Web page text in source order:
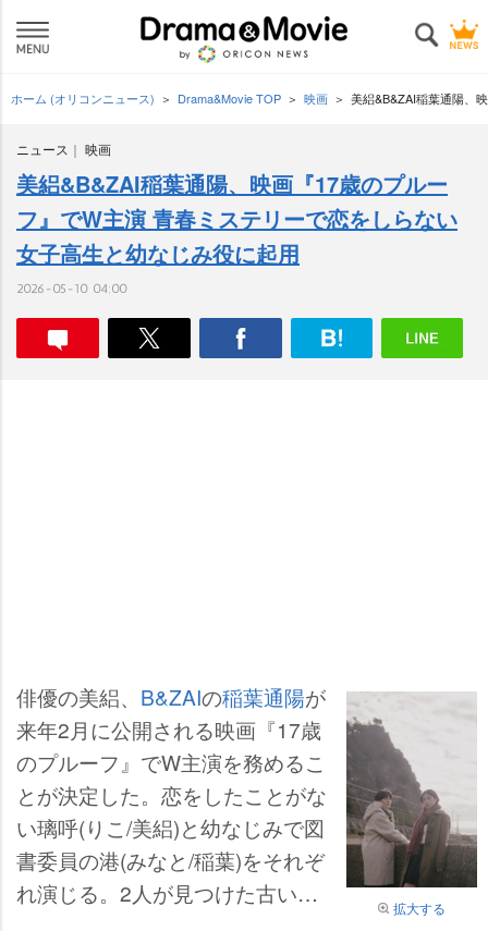
ホーム (オリコンニュース) Drama&Movie TOP 映画 美絽&B&ZAI稲葉通陽、
ニュース 映画
美絽&B&ZAI稲葉通陽、映画『17歳のプルー
フ』でW主演 青春ミステリーで恋をしらない
女子高生と幼なじみ役に起用
2026-05-10 04:00
拡大する
俳優の美絽、 B&ZAIの稲葉通陽が
来年2月に公開される映画『17歳
のプルーフ』でW主演を務めるこ
とが決定した。恋をしたことがな
い璃呼(りこ/美絽)と幼なじみで図
書委員の港(みなと/稲葉)をそれぞ
れ演じる。2人が見つけた古い小